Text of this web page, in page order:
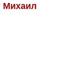
Михаил